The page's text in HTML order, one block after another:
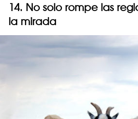
14. No solo rompe las
la mirada